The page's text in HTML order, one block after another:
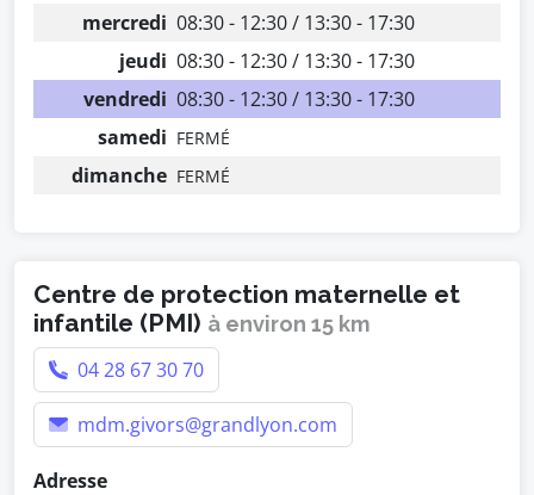
mercredi 08:30 - 12:30 / 13:30 - 17:30
jeudi 08:30 - 12:30 / 13:30 - 17:30
vendredi 08:30 - 12:30 / 13:30 - 17:30
samedi FERMÉ
dimanche FERMÉ
Centre de protection maternelle et
infantile (PMI) à environ 15 km
04 28 67 30 70
mdm.givors@grandlyon.com
Adresse